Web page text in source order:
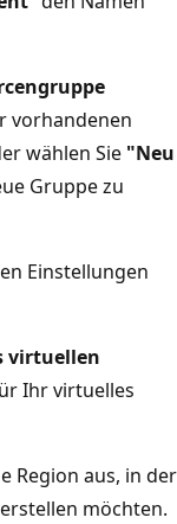
vorhandenen
wählen Sie "Neu
Gruppe zu
Einstellungen
virtuellen
Ihr virtuelles
Region aus, in der
möchten.